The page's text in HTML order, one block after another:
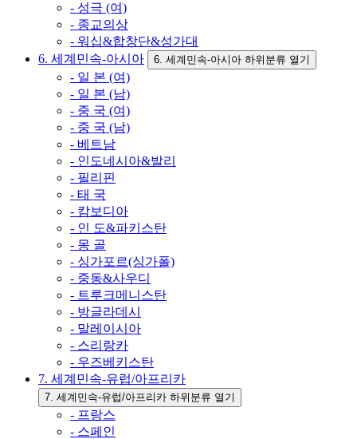
- 성극 (여)
- 종교의상
- 워십&합창단&성가대
6. 세계민속-아시아
6. 세계민속-아시아 하위분류 열기
- 일 본 (여)
- 일 본 (남)
- 중 국 (여)
- 중 국 (남)
- 베트남
- 인도네시아&발리
- 필리핀
- 태 국
- 캄보디아
- 인 도&파키스탄
- 몽 골
- 싱가포르(싱가폴)
- 중동&사우디
- 트루크메니스탄
- 방글라데시
- 말레이시아
- 스리랑카
- 우즈베키스탄
7. 세계민속-유럽/아프리카
7. 세계민속-유럽/아프리카 하위분류 열기
- 프랑스
- 스페인